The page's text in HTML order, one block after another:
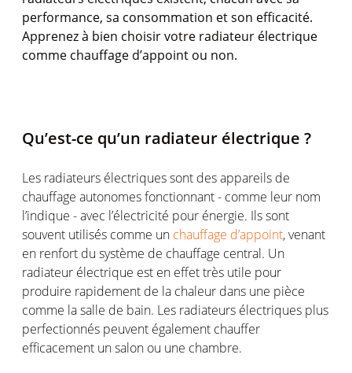
performance, sa consommation et son efficacité.
Apprenez à bien choisir votre radiateur électrique
comme chauffage d’appoint ou non.
Qu’est-ce qu’un radiateur électrique ?
Les radiateurs électriques sont des appareils de
chauffage autonomes fonctionnant - comme leur nom
l’indique - avec l’électricité pour énergie. Ils sont
souvent utilisés comme un chauffage d’appoint, venant
en renfort du système de chauffage central. Un
radiateur électrique est en effet très utile pour
produire rapidement de la chaleur dans une pièce
comme la salle de bain. Les radiateurs électriques plus
perfectionnés peuvent également chauffer
efficacement un salon ou une chambre.